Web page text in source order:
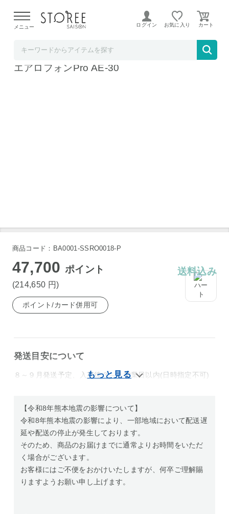
よる配送遅延が発生しております。
メニュー ログイン お気に入り
【８月下旬発送予定】ローランド 電子管楽器
エアロフォンPro AE-30
商品コード：BA0001-SSRO0018-P
47,700ポイント
(214,650 円)
送料込み
ポイント/カード併用可
発送目安について
８～９月発送予定、入荷後３～４営業日以内(日時指定不可)
【令和8年熊本地震の影響について】
令和8年熊本地震の影響により、一部地域において配送遅
延や配送の停止が発生しております。
そのため、商品のお届けまでに通常よりお時間をいただ
く場合がございます。
お客様にはご不便をおかけいたしますが、何卒ご理解賜
りますようお願い申し上げます。